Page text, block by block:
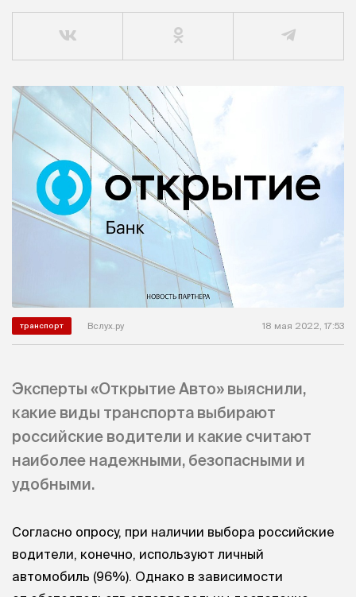
транспорт Вслух.ру 18 мая 2022, 17:53
Эксперты «Открытие Авто» выяснили,
какие виды транспорта выбирают
российские водители и какие считают
наиболее надежными, безопасными и
удобными.
Согласно опросу, при наличии выбора российские
водители, конечно, используют личный
автомобиль (96%). Однако в зависимости